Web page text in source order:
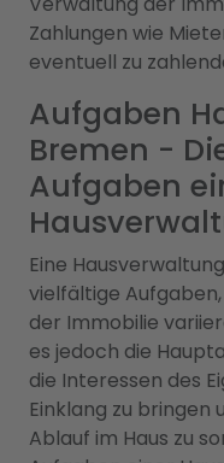
Zahlungen wie
eventuell zu
Aufgaben
Bremen -
Aufgaben
Eine
vielfältige
der Immobilie
es jedoch die
die Interessen des
Einklang zu bringen
Ablauf im Haus zu